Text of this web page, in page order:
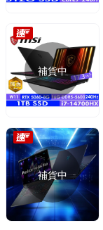
補貨中
補貨中